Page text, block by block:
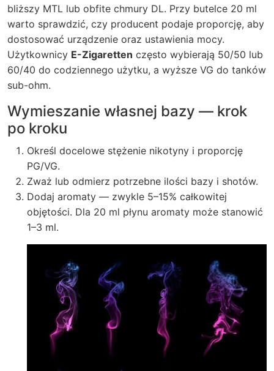
bliższy MTL lub obfite chmury DL. Przy butelce 20 ml
warto sprawdzić, czy producent podaje proporcję, aby
dostosować urządzenie oraz ustawienia mocy.
Użytkownicy E-Zigaretten często wybierają 50/50 lub
60/40 do codziennego użytku, a wyższe VG do tanków
sub-ohm.
Wymieszanie własnej bazy — krok
po kroku
Określ docelowe stężenie nikotyny i proporcję
PG/VG.
Zważ lub odmierz potrzebne ilości bazy i shotów.
Dodaj aromaty — zwykle 5–15% całkowitej
objętości. Dla 20 ml płynu aromaty może stanowić
1–3 ml.